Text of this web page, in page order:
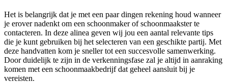
Het is belangrijk dat je met een paar dingen rekening houd wanneer
je erover nadenkt om een schoonmaker of schoonmaakster te
contacteren. In deze alinea geven wij jou een aantal relevante tips
die je kunt gebruiken bij het selecteren van een geschikte partij. Met
deze handvatten kom je sneller tot een succesvolle samenwerking.
Door duidelijk te zijn in de verkenningsfase zal je altijd in aanraking
komen met een schoonmaakbedrijf dat geheel aansluit bij je
vereisten.